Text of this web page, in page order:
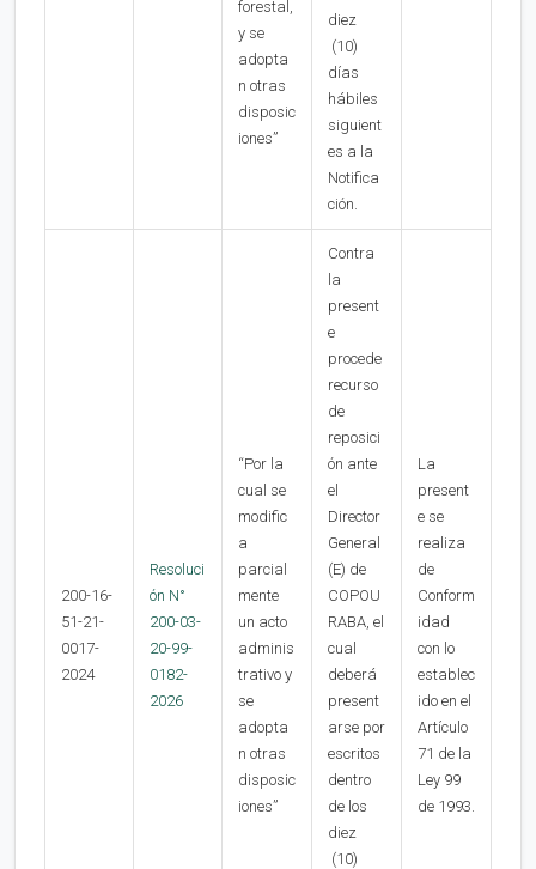
forestal,
y se
adopta
n otras
disposic
iones”
diez
(10)
días
hábiles
siguient
es a la
Notifica
ción.
200-16-
51-21-
0017-
2024
Resoluci
ón N°
200-03-
20-99-
0182-
2026
“Por la
cual se
modific
a
parcial
mente
un acto
adminis
trativo y
se
adopta
n otras
disposic
iones”
Contra
la
present
e
procede
recurso
de
reposici
ón ante
el
Director
General
(E) de
COPOU
RABA, el
cual
deberá
present
arse por
escritos
dentro
de los
diez
(10)
La
present
e se
realiza
de
Conform
idad
con lo
establec
ido en el
Artículo
71 de la
Ley 99
de 1993.